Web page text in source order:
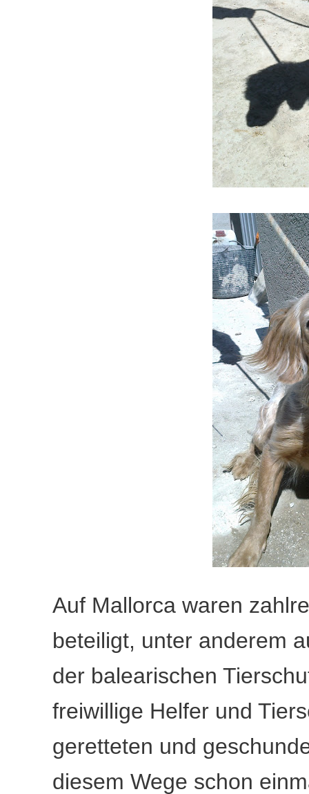
Auf Mallorca waren
beteiligt, unter anderem
der balearischen
freiwillige Helfer und
geretteten und
diesem Wege schon